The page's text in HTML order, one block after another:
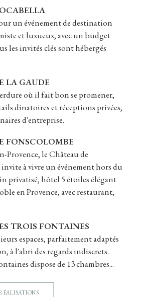
un événement de destination
et luxueux, avec un budget
les invités clés sont hébergés
LA GAUDE
où il fait bon se promener,
dinatoires et réceptions privées,
d'entreprise.
FONSCOLOMBE
Provence, le Château de
à vivre un événement hors du
privatisé, hôtel 5 étoiles élégant
en Provence, avec restaurant,
TROIS FONTAINES
espaces, parfaitement adaptés
à l'abri des regards indiscrets.
dispose de 13 chambres...